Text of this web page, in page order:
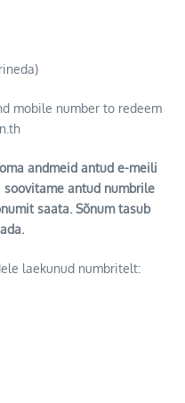
mobile number to redeem
andmeid antud e-meili
antud numbrile
saata. Sõnum tasub
laekunud numbritelt: